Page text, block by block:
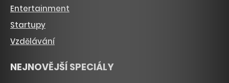
Entertainment
Startupy
Vzdělávání
NEJNOVĚJŠÍ SPECIÁLY